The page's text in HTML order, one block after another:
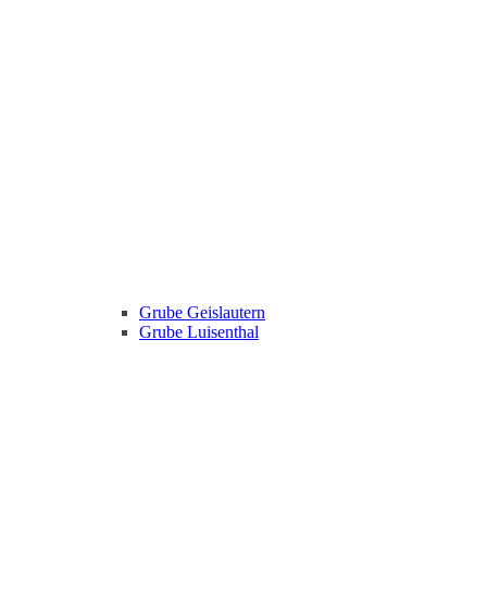
Grube Geislautern
Grube Luisenthal